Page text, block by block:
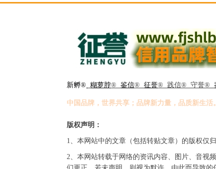
新孵® 糊萝脖®鉴信®征誉® 践信® 守誉®
中国品牌，世界共享；品牌新力量，品质新生活。
版权声明：
1、本网站中的文章（包括转贴文章）的版权仅
2、本网站转载于网络的资讯内容、图片、音视